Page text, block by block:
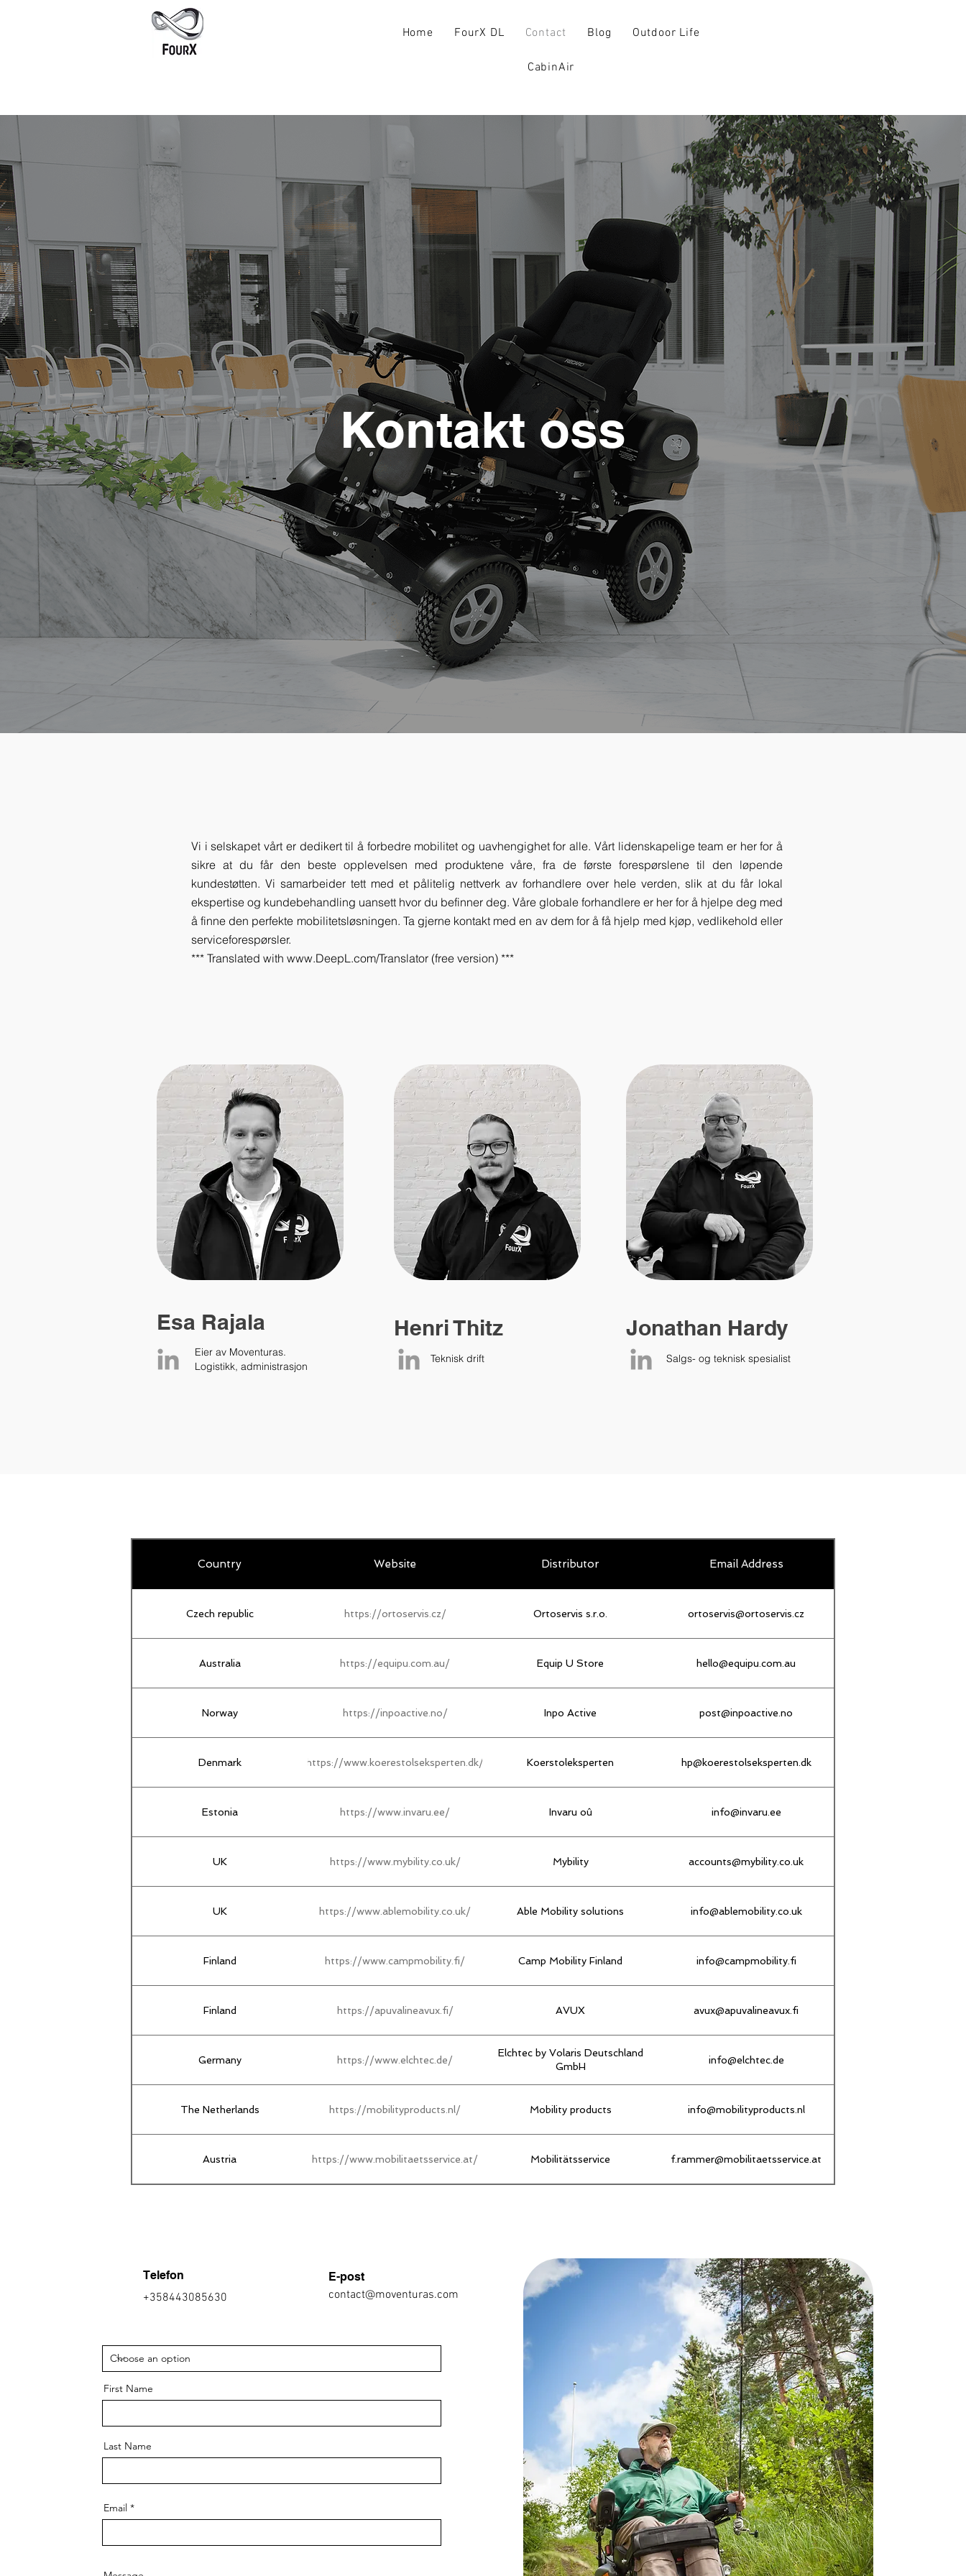
Home FourX DL Contact Blog Outdoor Life
CabinAir
Kontakt oss
Vi i selskapet vårt er dedikert til å forbedre mobilitet og uavhengighet for alle. Vårt lidenskapelige team er her for å
sikre at du får den beste opplevelsen med produktene våre, fra de første forespørslene til den løpende
kundestøtten. Vi samarbeider tett med et pålitelig nettverk av forhandlere over hele verden, slik at du får lokal
ekspertise og kundebehandling uansett hvor du befinner deg. Våre globale forhandlere er her for å hjelpe deg med
å finne den perfekte mobilitetsløsningen. Ta gjerne kontakt med en av dem for å få hjelp med kjøp, vedlikehold eller
serviceforespørsler.
*** Translated with www.DeepL.com/Translator (free version) ***
Esa Rajala
Eier av Moventuras.
Logistikk, administrasjon
Henri Thitz
Teknisk drift
Jonathan Hardy
Salgs- og teknisk spesialist
Country Website Distributor Email Address
Czech republic https://ortoservis.cz/ Ortoservis s.r.o. ortoservis@ortoservis.cz
Australia https://equipu.com.au/ Equip U Store hello@equipu.com.au
Norway https://inpoactive.no/ Inpo Active post@inpoactive.no
Denmark https://www.koerestolseksperten.dk/ Koerstoleksperten hp@koerestolseksperten.dk
Estonia https://www.invaru.ee/ Invaru oû info@invaru.ee
UK https://www.mybility.co.uk/ Mybility accounts@mybility.co.uk
UK https://www.ablemobility.co.uk/ Able Mobility solutions info@ablemobility.co.uk
Finland https://www.campmobility.fi/ Camp Mobility Finland info@campmobility.fi
Finland https://apuvalineavux.fi/ AVUX avux@apuvalineavux.fi
Germany https://www.elchtec.de/
Elchtec by Volaris Deutschland
GmbH
info@elchtec.de
The Netherlands https://mobilityproducts.nl/ Mobility products info@mobilityproducts.nl
Austria https://www.mobilitaetsservice.at/ Mobilitätsservice f.rammer@mobilitaetsservice.at
Telefon
+358443085630
E-post
contact@moventuras.com
First Name
Last Name
Email